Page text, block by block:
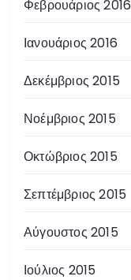
Φεβρουάριος 2016
Ιανουάριος 2016
Δεκέμβριος 2015
Νοέμβριος 2015
Οκτώβριος 2015
Σεπτέμβριος 2015
Αύγουστος 2015
Ιούλιος 2015